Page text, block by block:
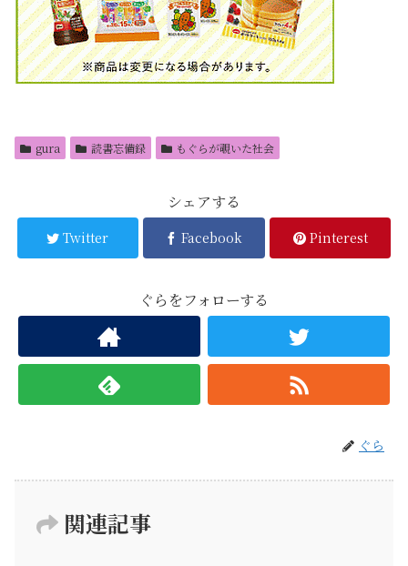
gura 読書忘備録 もぐらが覗いた社会
シェアする
Twitter Facebook Pinterest
ぐらをフォローする
ぐら
関連記事